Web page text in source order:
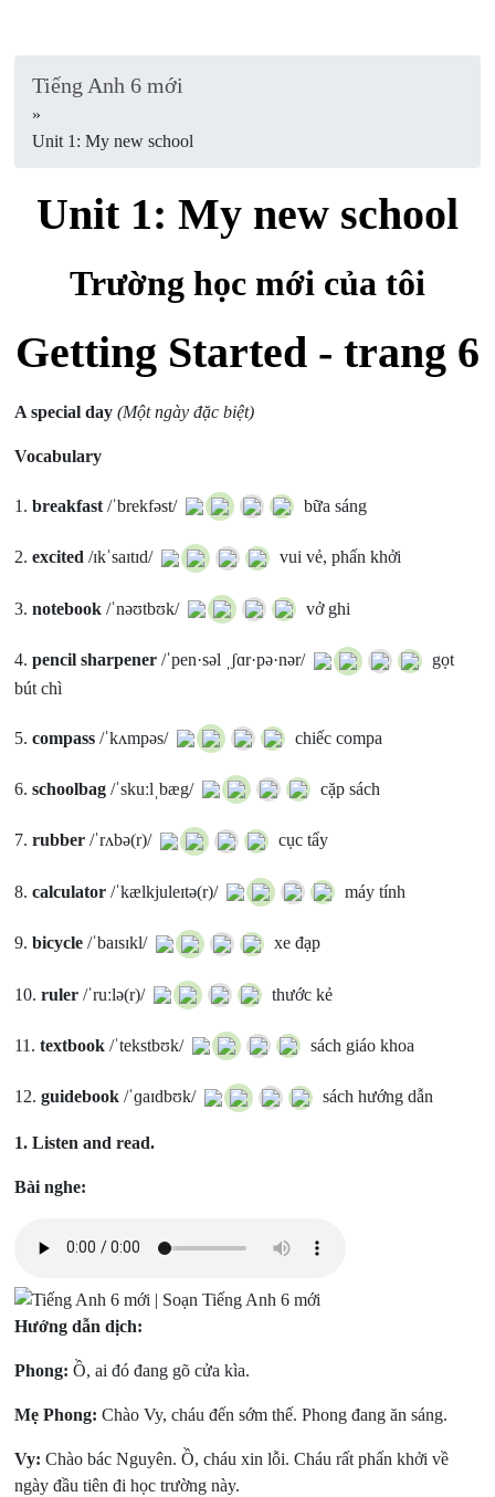
Tiếng Anh 6 mới
»
Unit 1: My new school
Unit 1: My new school
Trường học mới của tôi
Getting Started - trang 6
A special day (Một ngày đặc biệt)
Vocabulary
1.breakfast /ˈbrekfəst/ bữa sáng
2.excited/ɪkˈsaɪtɪd/ vui vẻ, phấn khởi
3.notebook /ˈnəʊtbʊk/ vở ghi
4.pencil sharpener /ˈpen·səl ˌʃɑr·pə·nər/
gọt
bút chì
5.compass /ˈkʌmpəs/ chiếc compa
6.schoolbag /ˈskuːlˌbæg/ cặp sách
7.rubber /ˈrʌbə(r)/ cục tẩy
8.calculator /ˈkælkjuleɪtə(r)/ máy tính
9.bicycle /ˈbaɪsɪkl/ xe đạp
10.ruler /ˈruːlə(r)/ thước kẻ
11.textbook /ˈtekstbʊk/ sách giáo khoa
12.guidebook /ˈɡaɪdbʊk/ sách hướng dẫn
1. Listen and read.
Bài nghe:
Hướng dẫn dịch:
Phong: Ồ, ai đó đang gõ cửa kìa.
Mẹ Phong: Chào Vy, cháu đến sớm thế. Phong đang ăn sáng.
Vy: Chào bác Nguyên. Ồ, cháu xin lỗi. Cháu rất phấn khởi về
ngày đầu tiên đi học trường này.